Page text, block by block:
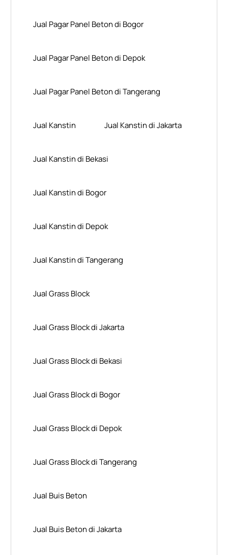
Jual Pagar Panel Beton di Bogor
Jual Pagar Panel Beton di Depok
Jual Pagar Panel Beton di Tangerang
Jual Kanstin Jual Kanstin di Jakarta
Jual Kanstin di Bekasi
Jual Kanstin di Bogor
Jual Kanstin di Depok
Jual Kanstin di Tangerang
Jual Grass Block
Jual Grass Block di Jakarta
Jual Grass Block di Bekasi
Jual Grass Block di Bogor
Jual Grass Block di Depok
Jual Grass Block di Tangerang
Jual Buis Beton
Jual Buis Beton di Jakarta